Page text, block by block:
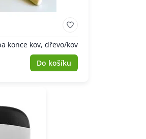
konce kov, dřevo/kov
Do košíku